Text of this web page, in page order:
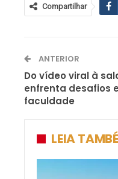
Compartilhar
ANTERIOR
Do vídeo viral à
enfrenta desafios
faculdade
LEIA